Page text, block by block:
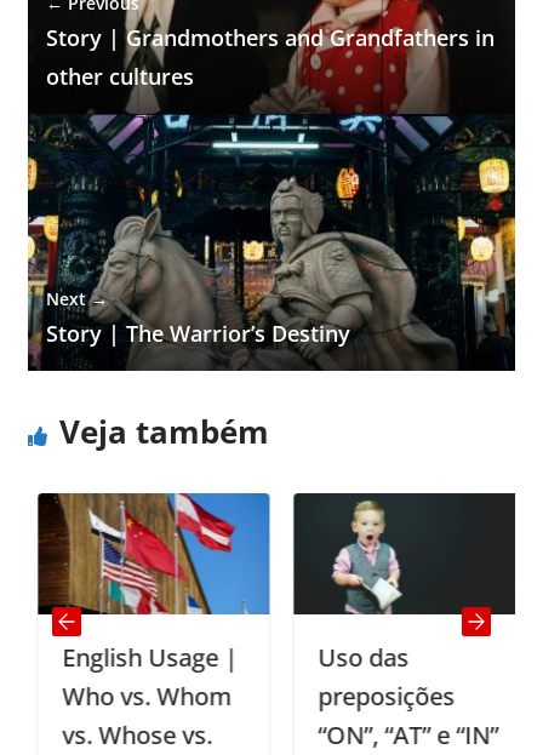
Story | Grandmothers and Grandfathers in
other cultures
Next →
Story | The Warrior’s Destiny
Veja também
English Usage |
Who vs. Whom
vs. Whose vs.
Uso das
preposições
“ON”, “AT” e “IN”